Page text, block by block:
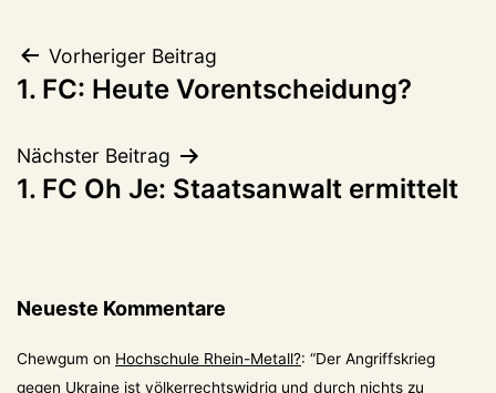
Beitragsnavigation
Vorheriger Beitrag
1. FC: Heute Vorentscheidung?
Nächster Beitrag
1. FC Oh Je: Staatsanwalt ermittelt
Neueste Kommentare
Chewgum on Hochschule Rhein-Metall?: “Der Angriffskrieg
gegen Ukraine ist völkerrechtswidrig und durch nichts zu